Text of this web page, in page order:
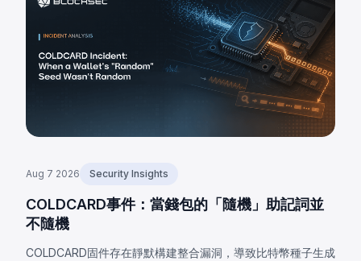
Aug 7 2026 Security Insights
COLDCARD事件：當錢包的「隨機」助記詞並
不隨機
COLDCARD固件存在靜默構建整合漏洞，導致比特幣種子生成